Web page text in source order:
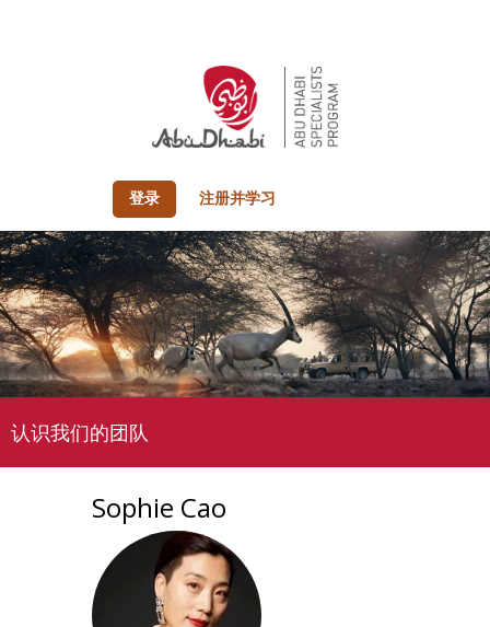
登录 注册并学习
认识我们的团队
Sophie Cao